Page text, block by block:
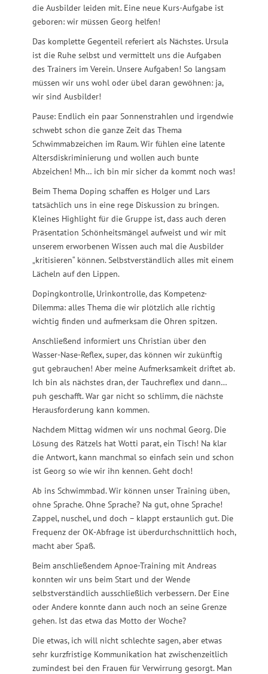
die Ausbilder leiden mit. Eine neue Kurs-Aufgabe ist
geboren: wir müssen Georg helfen!
Das komplette Gegenteil referiert als Nächstes. Ursula
ist die Ruhe selbst und vermittelt uns die Aufgaben
des Trainers im Verein. Unsere Aufgaben! So langsam
müssen wir uns wohl oder übel daran gewöhnen: ja,
wir sind Ausbilder!
Pause: Endlich ein paar Sonnenstrahlen und irgendwie
schwebt schon die ganze Zeit das Thema
Schwimmabzeichen im Raum. Wir fühlen eine latente
Altersdiskriminierung und wollen auch bunte
Abzeichen! Mh… ich bin mir sicher da kommt noch was!
Beim Thema Doping schaffen es Holger und Lars
tatsächlich uns in eine rege Diskussion zu bringen.
Kleines Highlight für die Gruppe ist, dass auch deren
Präsentation Schönheitsmängel aufweist und wir mit
unserem erworbenen Wissen auch mal die Ausbilder
„kritisieren“ können. Selbstverständlich alles mit einem
Lächeln auf den Lippen.
Dopingkontrolle, Urinkontrolle, das Kompetenz-
Dilemma: alles Thema die wir plötzlich alle richtig
wichtig finden und aufmerksam die Ohren spitzen.
Anschließend informiert uns Christian über den
Wasser-Nase-Reflex, super, das können wir zukünftig
gut gebrauchen! Aber meine Aufmerksamkeit driftet ab.
Ich bin als nächstes dran, der Tauchreflex und dann…
puh geschafft. War gar nicht so schlimm, die nächste
Herausforderung kann kommen.
Nachdem Mittag widmen wir uns nochmal Georg. Die
Lösung des Rätzels hat Wotti parat, ein Tisch! Na klar
die Antwort, kann manchmal so einfach sein und schon
ist Georg so wie wir ihn kennen. Geht doch!
Ab ins Schwimmbad. Wir können unser Training üben,
ohne Sprache. Ohne Sprache? Na gut, ohne Sprache!
Zappel, nuschel, und doch – klappt erstaunlich gut. Die
Frequenz der OK-Abfrage ist überdurchschnittlich hoch,
macht aber Spaß.
Beim anschließendem Apnoe-Training mit Andreas
konnten wir uns beim Start und der Wende
selbstverständlich ausschließlich verbessern. Der Eine
oder Andere konnte dann auch noch an seine Grenze
gehen. Ist das etwa das Motto der Woche?
Die etwas, ich will nicht schlechte sagen, aber etwas
sehr kurzfristige Kommunikation hat zwischenzeitlich
zumindest bei den Frauen für Verwirrung gesorgt. Man